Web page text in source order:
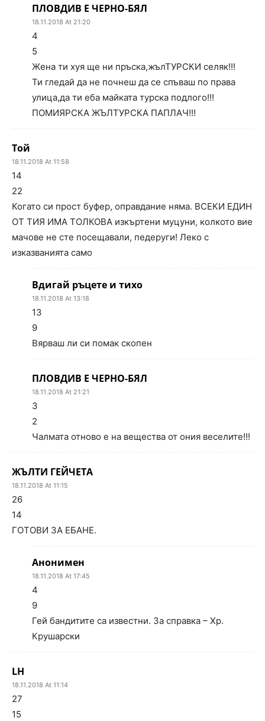
ПЛОВДИВ Е ЧЕРНО-БЯЛ
18.11.2018 At 21:20
4
5
Жена ти хуя ще ни пръска,жълТУРСКИ селяк!!!
Ти гледай да не почнеш да се спъваш по права
улица,да ти еба майката турска подлого!!!
ПОМИЯРСКА ЖЪЛТУРСКА ПАПЛАЧ!!!
Той
18.11.2018 At 11:58
14
22
Когато си прост буфер, оправдание няма. ВСЕКИ ЕДИН
ОТ ТИЯ ИМА ТОЛКОВА изкъртени муцуни, колкото вие
мачове не сте посещавали, педеруги! Леко с
изказванията само
Вдигай ръцете и тихо
18.11.2018 At 13:18
13
9
Вярваш ли си помак скопен
ПЛОВДИВ Е ЧЕРНО-БЯЛ
18.11.2018 At 21:21
3
2
Чалмата отново е на вещества от ония веселите!!!
ЖЪЛТИ ГЕЙЧЕТА
18.11.2018 At 11:15
26
14
ГОТОВИ ЗА ЕБАНЕ.
Анонимен
18.11.2018 At 17:45
4
9
Гей бандитите са известни. За справка – Хр.
Крушарски
LH
18.11.2018 At 11:14
27
15